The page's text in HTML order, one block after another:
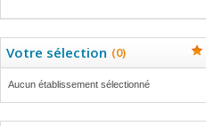
Votre sélection (0)
Aucun établissement sélectionné